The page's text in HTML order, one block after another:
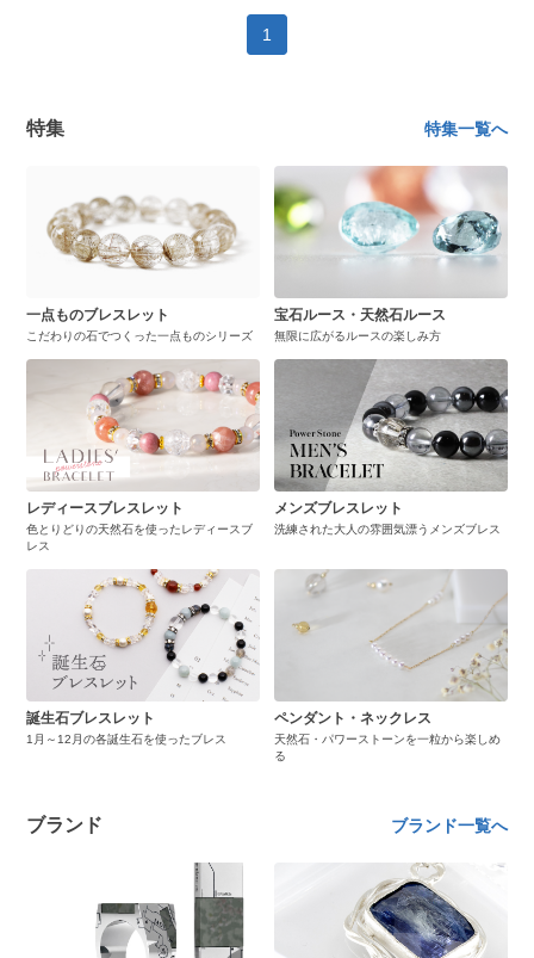
1
特集 特集一覧へ
一点ものブレスレット
こだわりの石でつくった一点ものシリーズ
宝石ルース・天然石ルース
無限に広がるルースの楽しみ方
レディースブレスレット
色とりどりの天然石を使ったレディースブ
レス
メンズブレスレット
洗練された大人の雰囲気漂うメンズブレス
誕生石ブレスレット
1月～12月の各誕生石を使ったブレス
ペンダント・ネックレス
天然石・パワーストーンを一粒から楽しめ
る
ブランド ブランド一覧へ